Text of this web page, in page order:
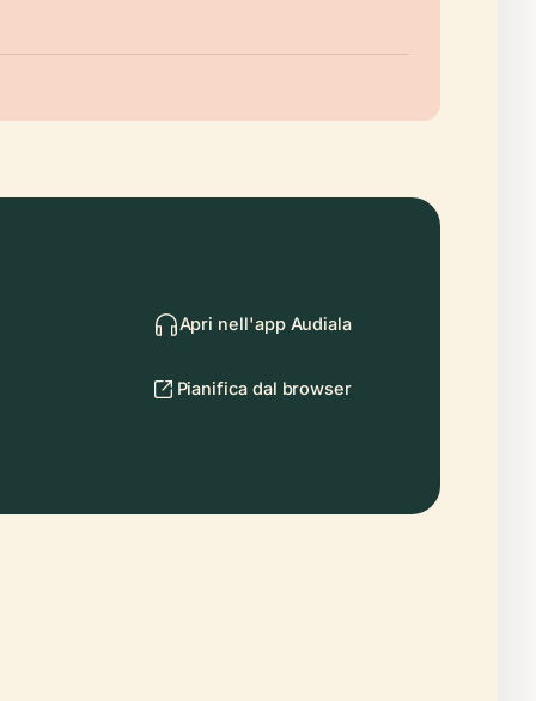
Apri nell'app Audiala
Pianifica dal browser